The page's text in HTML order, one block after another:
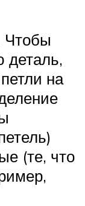
Чтобы
деталь,
на
(те, что